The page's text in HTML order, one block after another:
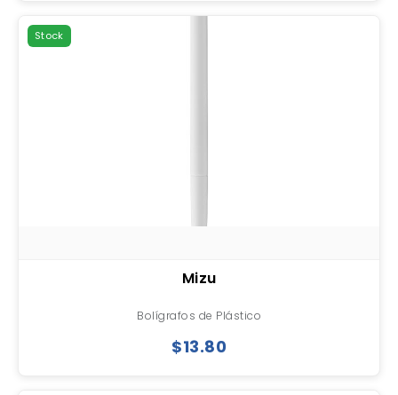
Stock
Mizu
Bolígrafos de Plástico
$13.80